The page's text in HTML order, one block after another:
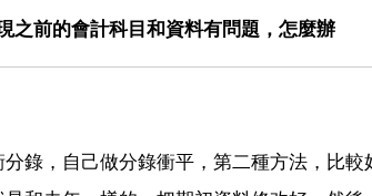
之前的會計科目和資料有問題，怎麼辦
錄，自己做分錄衝平，第二種方法，比